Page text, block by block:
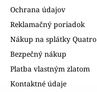
Ochrana údajov
Reklamačný poriadok
Nákup na splátky Quatro
Bezpečný nákup
Platba vlastným zlatom
Kontaktné údaje